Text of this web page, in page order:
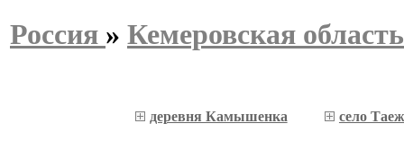
Россия » Кемеровская область
деревня Камышенка село